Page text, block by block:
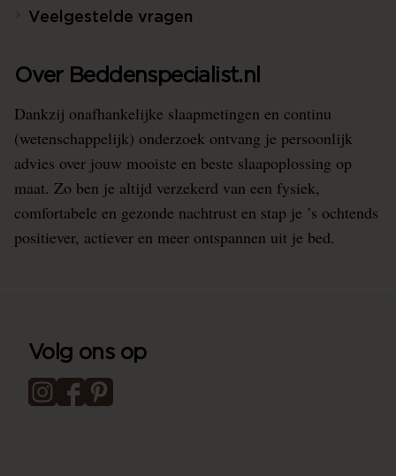
Veelgestelde vragen
Over Beddenspecialist.nl
Dankzij onafhankelijke slaapmetingen en continu
(wetenschappelijk) onderzoek ontvang je persoonlijk
advies over jouw mooiste en beste slaapoplossing op
maat. Zo ben je altijd verzekerd van een fysiek,
comfortabele en gezonde nachtrust en stap je ’s ochtends
positiever, actiever en meer ontspannen uit je bed.
Volg ons op